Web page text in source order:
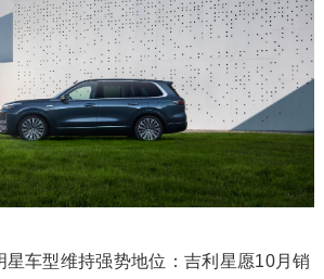
星车型维持强势地位：吉利星愿10月销